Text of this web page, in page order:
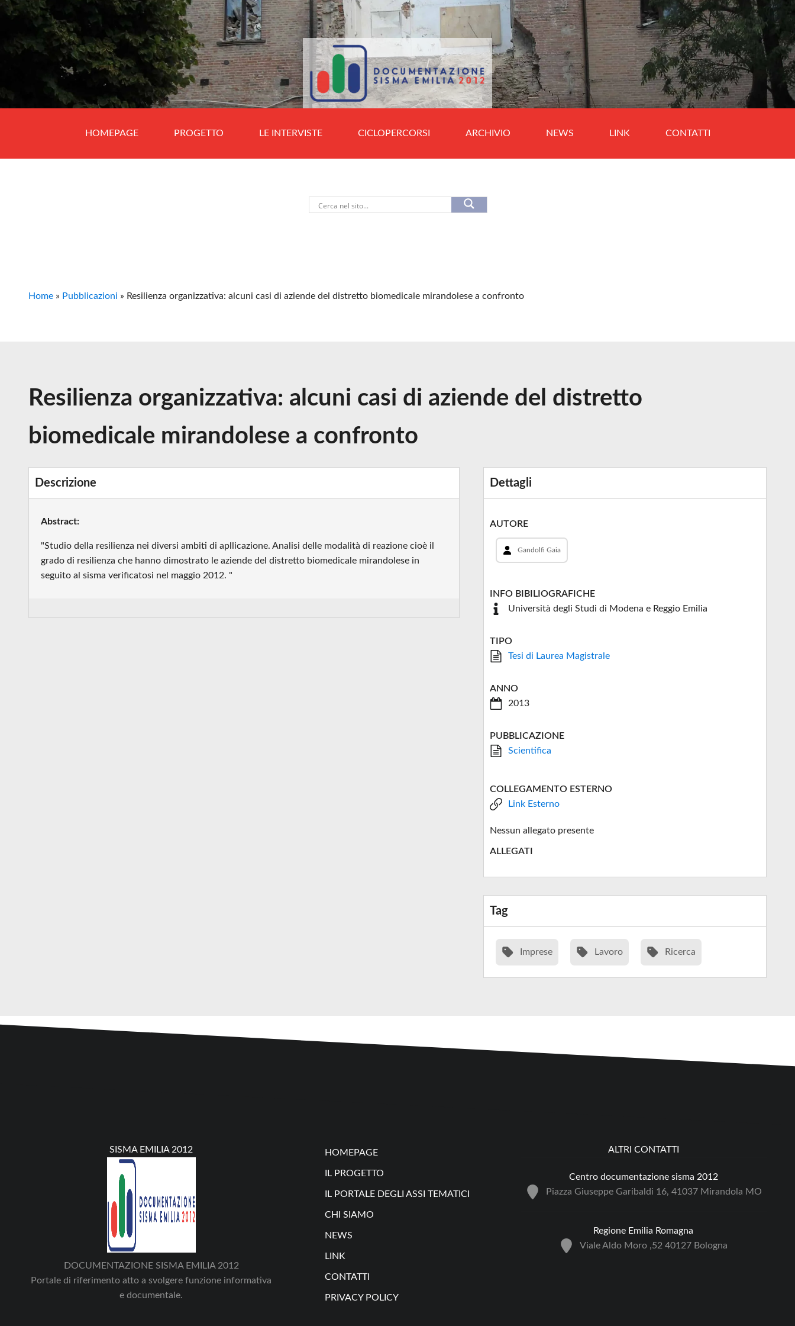
HOMEPAGE PROGETTO LE INTERVISTE CICLOPERCORSI ARCHIVIO NEWS LINK CONTATTI
Home » Pubblicazioni » Resilienza organizzativa: alcuni casi di aziende del distretto biomedicale mirandolese a confronto
Resilienza organizzativa: alcuni casi di aziende del distretto
biomedicale mirandolese a confronto
Descrizione
Abstract:
"Studio della resilienza nei diversi ambiti di apllicazione. Analisi delle modalità di reazione cioè il
grado di resilienza che hanno dimostrato le aziende del distretto biomedicale mirandolese in
seguito al sisma verificatosi nel maggio 2012. "
Dettagli
AUTORE
Gandolfi Gaia
INFO BIBILIOGRAFICHE
Università degli Studi di Modena e Reggio Emilia
TIPO
Tesi di Laurea Magistrale
ANNO
2013
PUBBLICAZIONE
Scientifica
COLLEGAMENTO ESTERNO
Link Esterno
Nessun allegato presente
ALLEGATI
Tag
Imprese Lavoro Ricerca
SISMA EMILIA 2012
DOCUMENTAZIONE SISMA EMILIA 2012
Portale di riferimento atto a svolgere funzione informativa
e documentale.
HOMEPAGE
IL PROGETTO
IL PORTALE DEGLI ASSI TEMATICI
CHI SIAMO
NEWS
LINK
CONTATTI
PRIVACY POLICY
ALTRI CONTATTI
Centro documentazione sisma 2012
Piazza Giuseppe Garibaldi 16, 41037 Mirandola MO
Regione Emilia Romagna
Viale Aldo Moro ,52 40127 Bologna